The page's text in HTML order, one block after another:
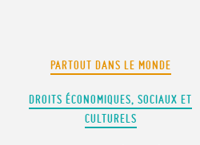
PARTOUT DANS LE MONDE
DROITS ÉCONOMIQUES, SOCIAUX ET
CULTURELS